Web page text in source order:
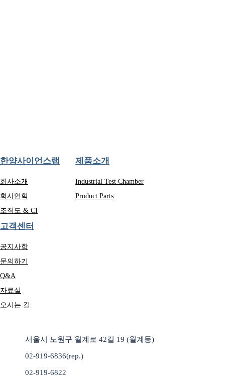
한양사이언스랩
회사소개
회사연혁
조직도 & CI
제품소개
Industrial Test Chamber
Product Parts
고객센터
공지사항
문의하기
Q&A
자료실
오시는 길
서울시 노원구 월계로 42길 19 (월계동)
02-919-6836(rep.)
02-919-6822